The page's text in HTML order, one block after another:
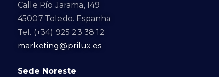
Calle Río Jarama, 149
45007 Toledo. Espanha
Tel: (+34) 925 23 38 12
marketing@prilux.es
Sede Noreste